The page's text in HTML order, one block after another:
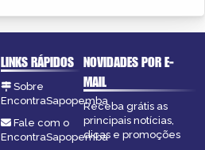
LINKS RÁPIDOS
Sobre
EncontraSapopemba
Fale com o
EncontraSapopemba
NOVIDADES POR E-
MAIL
Receba grátis as
principais notícias,
dicas e promoções